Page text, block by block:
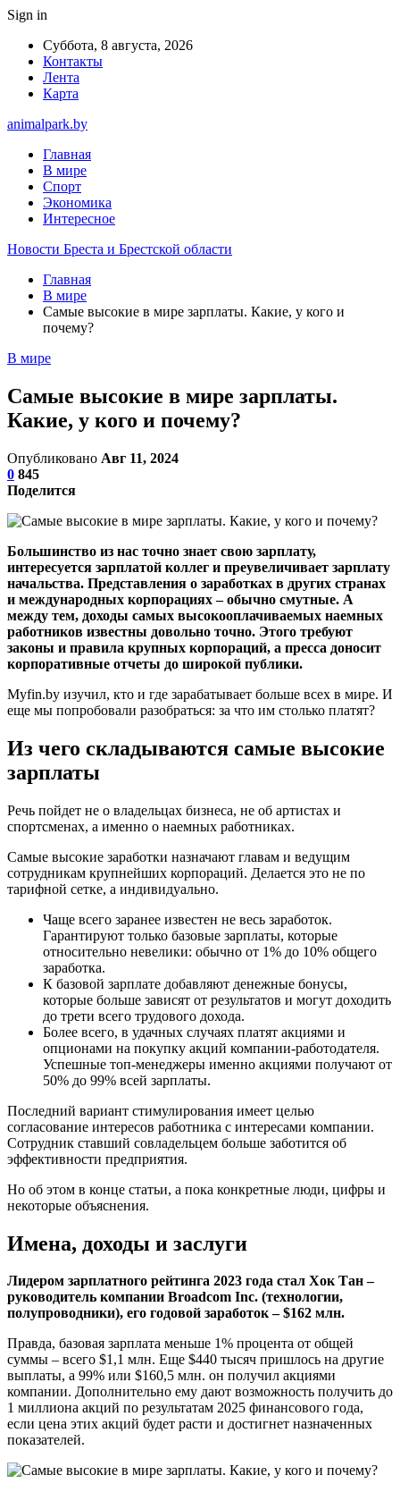
Sign in
Суббота, 8 августа, 2026
Контакты
Лента
Карта
animalpark.by
Главная
В мире
Спорт
Экономика
Интересное
Новости Бреста и Брестской области
Главная
В мире
Самые высокие в мире зарплаты. Какие, у кого и
почему?
В мире
Самые высокие в мире зарплаты.
Какие, у кого и почему?
Опубликовано Авг 11, 2024
0 845
Поделится
Большинство из нас точно знает свою зарплату,
интересуется зарплатой коллег и преувеличивает зарплату
начальства. Представления о заработках в других странах
и международных корпорациях – обычно смутные. А
между тем, доходы самых высокооплачиваемых наемных
работников известны довольно точно. Этого требуют
законы и правила крупных корпораций, а пресса доносит
корпоративные отчеты до широкой публики.
Myfin.by изучил, кто и где зарабатывает больше всех в мире. И
еще мы попробовали разобраться: за что им столько платят?
Из чего складываются самые высокие
зарплаты
Речь пойдет не о владельцах бизнеса, не об артистах и
спортсменах, а именно о наемных работниках.
Самые высокие заработки назначают главам и ведущим
сотрудникам крупнейших корпораций. Делается это не по
тарифной сетке, а индивидуально.
Чаще всего заранее известен не весь заработок.
Гарантируют только базовые зарплаты, которые
относительно невелики: обычно от 1% до 10% общего
заработка.
К базовой зарплате добавляют денежные бонусы,
которые больше зависят от результатов и могут доходить
до трети всего трудового дохода.
Более всего, в удачных случаях платят акциями и
опционами на покупку акций компании-работодателя.
Успешные топ-менеджеры именно акциями получают от
50% до 99% всей зарплаты.
Последний вариант стимулирования имеет целью
согласование интересов работника с интересами компании.
Сотрудник ставший совладельцем больше заботится об
эффективности предприятия.
Но об этом в конце статьи, а пока конкретные люди, цифры и
некоторые объяснения.
Имена, доходы и заслуги
Лидером зарплатного рейтинга 2023 года стал Хок Тан –
руководитель компании Broadcom Inc. (технологии,
полупроводники), его годовой заработок – $162 млн.
Правда, базовая зарплата меньше 1% процента от общей
суммы – всего $1,1 млн. Еще $440 тысяч пришлось на другие
выплаты, а 99% или $160,5 млн. он получил акциями
компании. Дополнительно ему дают возможность получить до
1 миллиона акций по результатам 2025 финансового года,
если цена этих акций будет расти и достигнет назначенных
показателей.